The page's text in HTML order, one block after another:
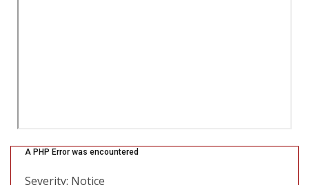
A PHP Error was encountered
Severity: Notice